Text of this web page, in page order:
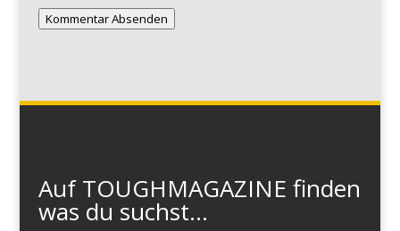
Kommentar Absenden
Auf TOUGHMAGAZINE finden
was du suchst...